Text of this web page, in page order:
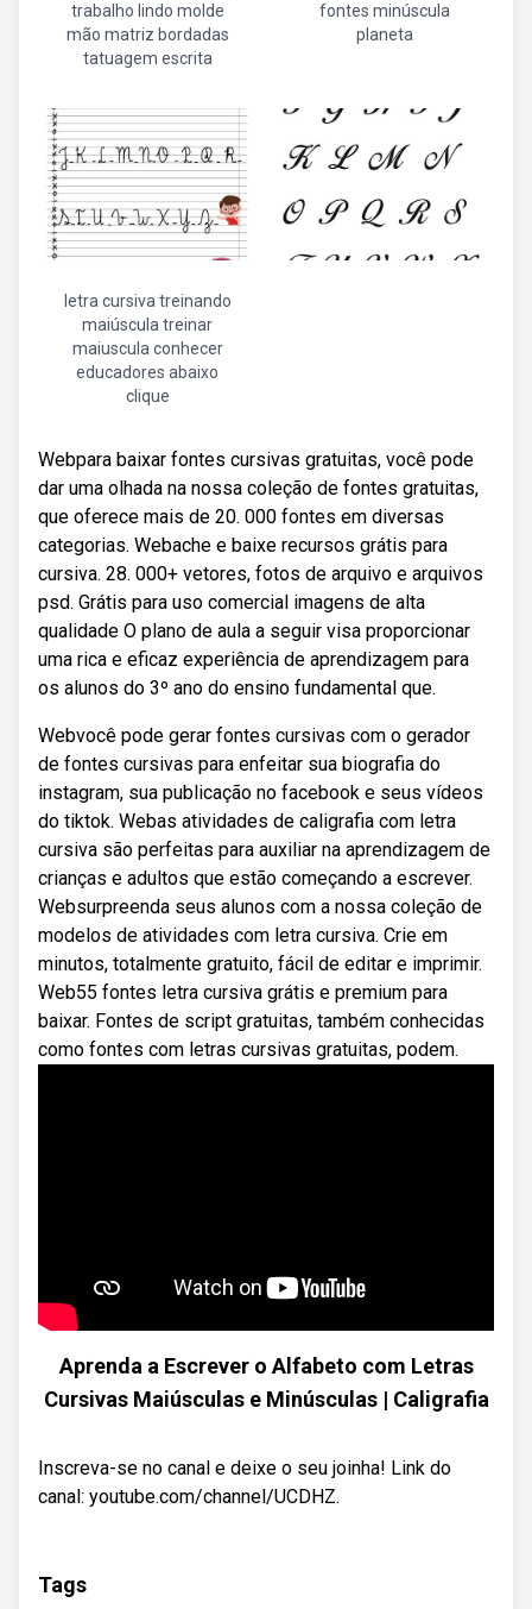
trabalho lindo molde
mão matriz bordadas
tatuagem escrita
fontes minúscula
planeta
letra cursiva treinando
maiúscula treinar
maiuscula conhecer
educadores abaixo
clique
Webpara baixar fontes cursivas gratuitas, você pode
dar uma olhada na nossa coleção de fontes gratuitas,
que oferece mais de 20. 000 fontes em diversas
categorias. Webache e baixe recursos grátis para
cursiva. 28. 000+ vetores, fotos de arquivo e arquivos
psd. Grátis para uso comercial imagens de alta
qualidade O plano de aula a seguir visa proporcionar
uma rica e eficaz experiência de aprendizagem para
os alunos do 3º ano do ensino fundamental que.
Webvocê pode gerar fontes cursivas com o gerador
de fontes cursivas para enfeitar sua biografia do
instagram, sua publicação no facebook e seus vídeos
do tiktok. Webas atividades de caligrafia com letra
cursiva são perfeitas para auxiliar na aprendizagem de
crianças e adultos que estão começando a escrever.
Websurpreenda seus alunos com a nossa coleção de
modelos de atividades com letra cursiva. Crie em
minutos, totalmente gratuito, fácil de editar e imprimir.
Web55 fontes letra cursiva grátis e premium para
baixar. Fontes de script gratuitas, também conhecidas
como fontes com letras cursivas gratuitas, podem.
Aprenda a Escrever o Alfabeto com Letras
Cursivas Maiúsculas e Minúsculas | Caligrafia
Inscreva-se no canal e deixe o seu joinha! Link do
canal: youtube.com/channel/UCDHZ.
Tags